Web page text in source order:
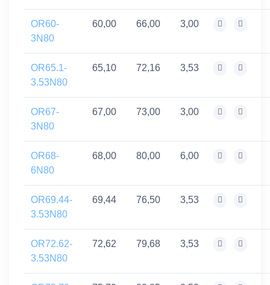
OR60-
3N80
60,00 66,00 3,00
OR65.1-
3.53N80
65,10 72,16 3,53
OR67-
3N80
67,00 73,00 3,00
OR68-
6N80
68,00 80,00 6,00
OR69.44-
3.53N80
69,44 76,50 3,53
OR72.62-
3.53N80
72,62 79,68 3,53